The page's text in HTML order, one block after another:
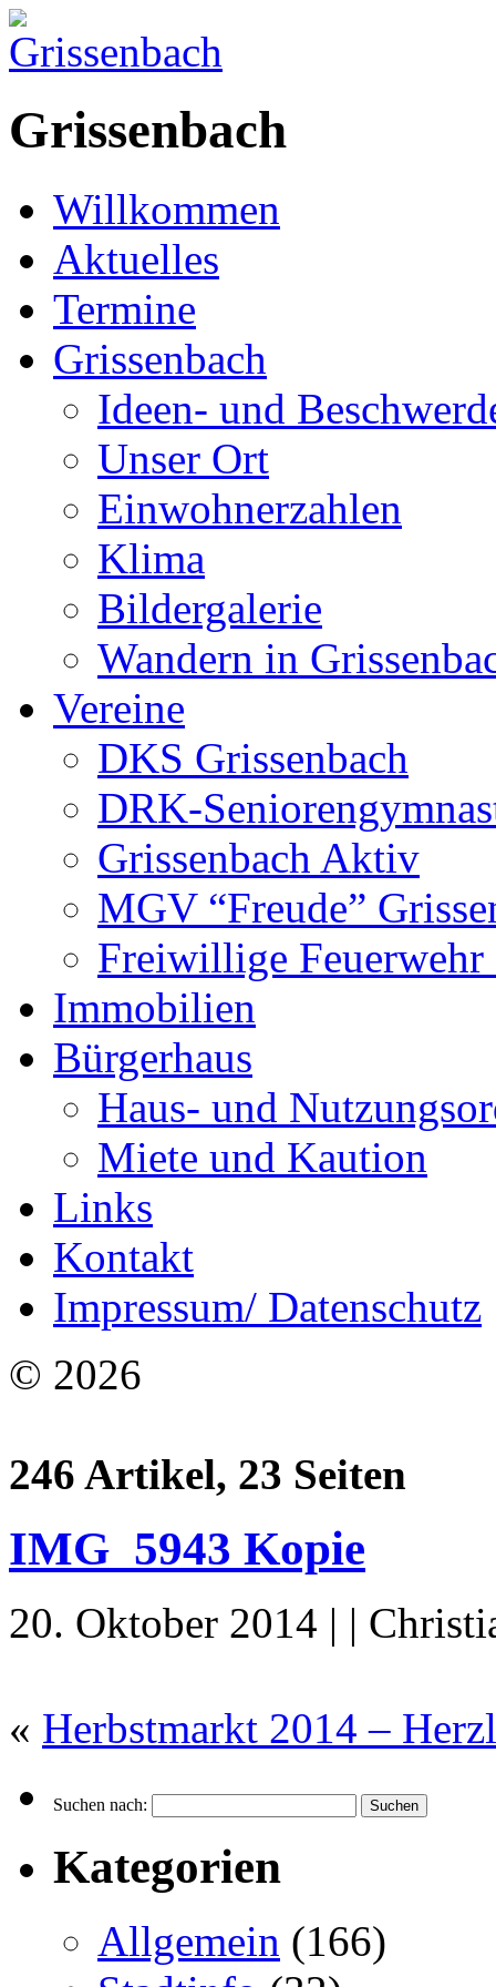
Grissenbach
Willkommen
Aktuelles
Termine
Grissenbach
Ideen- und
Unser Ort
Einwohnerzahlen
Klima
Bildergalerie
Wandern in
Vereine
DKS Grissenbach
DRK-
Grissenbach Aktiv
MGV “Freude”
Freiwillige Feuerwehr
Immobilien
Bürgerhaus
Haus- und
Miete und Kaution
Links
Kontakt
Impressum/ Datenschutz
© 2026
246 Artikel, 23 Seiten
IMG_5943 Kopie
20. Oktober 2014 | |
« Herbstmarkt 2014 –
Suchen nach:
Kategorien
Allgemein (166)